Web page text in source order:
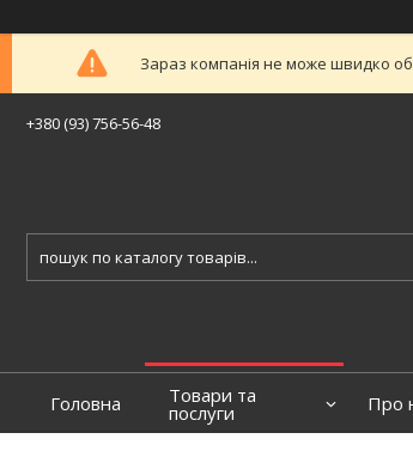
Зараз компанія не може швидко
+380 (93) 756-56-48
Головна Товари та
послуги Про